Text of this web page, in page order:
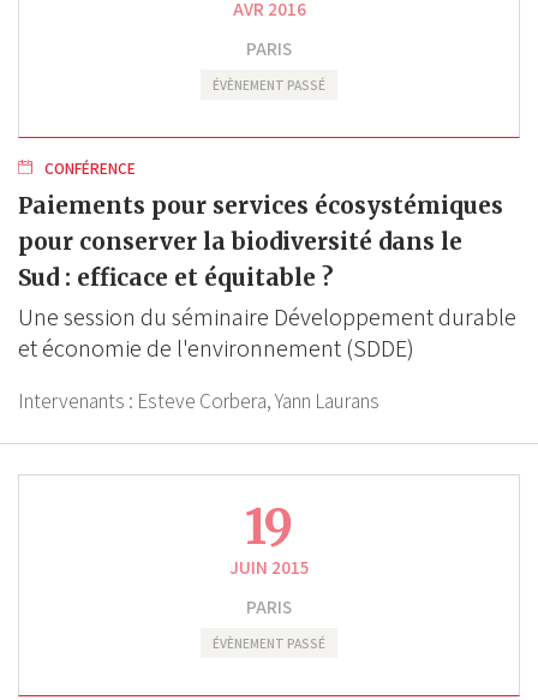
AVR 2016
PARIS
ÉVÈNEMENT PASSÉ
CONFÉRENCE
Paiements pour services écosystémiques
pour conserver la biodiversité dans le
Sud : efficace et équitable ?
Une session du séminaire Développement durable
et économie de l'environnement (SDDE)
Intervenants : Esteve Corbera,Yann Laurans
19
JUIN 2015
PARIS
ÉVÈNEMENT PASSÉ